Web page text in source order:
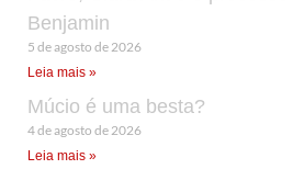
Benjamin
5 de agosto de 2026
Leia mais »
Múcio é uma besta?
4 de agosto de 2026
Leia mais »